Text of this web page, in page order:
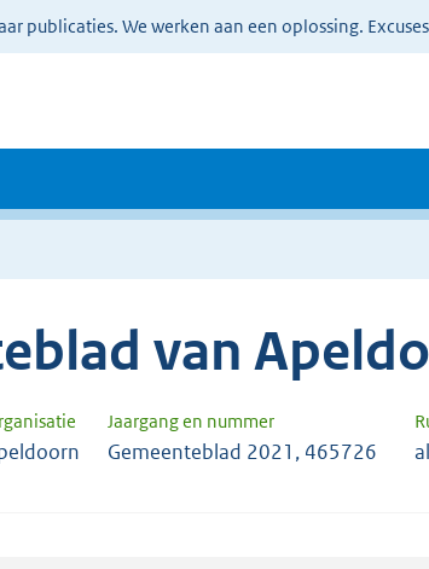
publicaties. We werken aan een oplossing.
van
Jaargang en nummer
Gemeenteblad 2021, 465726